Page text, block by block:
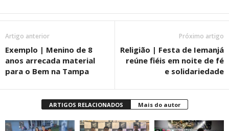
Artigo anterior
Exemplo | Menino de 8
anos arrecada material
para o Bem na Tampa
Próximo artigo
Religião | Festa de Iemanjá
reúne fiéis em noite de fé
e solidariedade
ARTIGOS RELACIONADOS Mais do autor